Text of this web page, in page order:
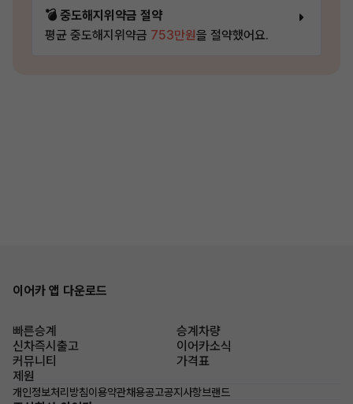
💣 중도해지위약금 절약
평균 중도해지위약금 753만원을 절약했어요.
이어카 앱 다운로드
빠른승계
승계차량
신차즉시출고
이어카소식
커뮤니티
가격표
제원
개인정보처리방침이용약관채용공고공지사항브랜드